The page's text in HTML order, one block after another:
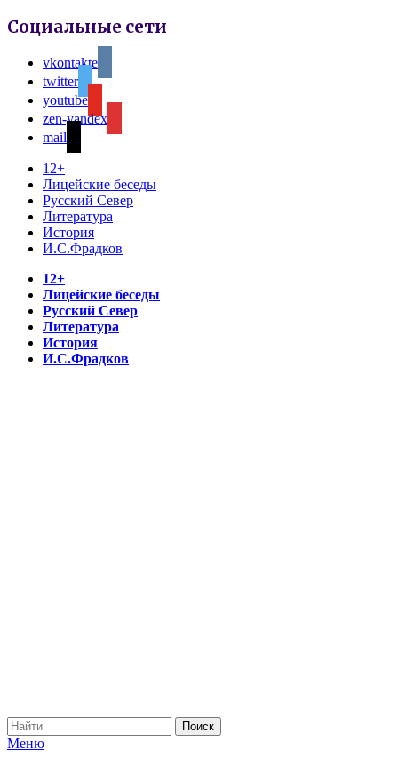
Социальные сети
vkontakte
twitter
youtube
zen-yandex
mail
12+
Лицейские беседы
Русский Север
Литература
История
И.С.Фрадков
12+
Лицейские беседы
Русский Север
Литература
История
И.С.Фрадков
Меню